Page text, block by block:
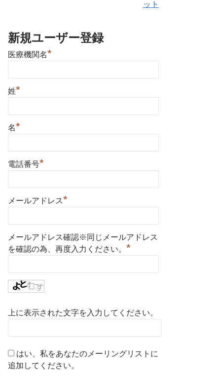
ット
新規ユーザー登録
医療機関名*
姓*
名*
電話番号*
メールアドレス*
メールアドレス確認※同じメールアドレス
を確認の為、再度入力ください。 *
上に表示された文字を入力してください。
はい、私をあなたのメーリングリストに
追加してください。